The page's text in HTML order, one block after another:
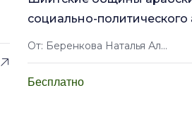
социально-политического
От: Беренкова Наталья Ал...
Бесплатно